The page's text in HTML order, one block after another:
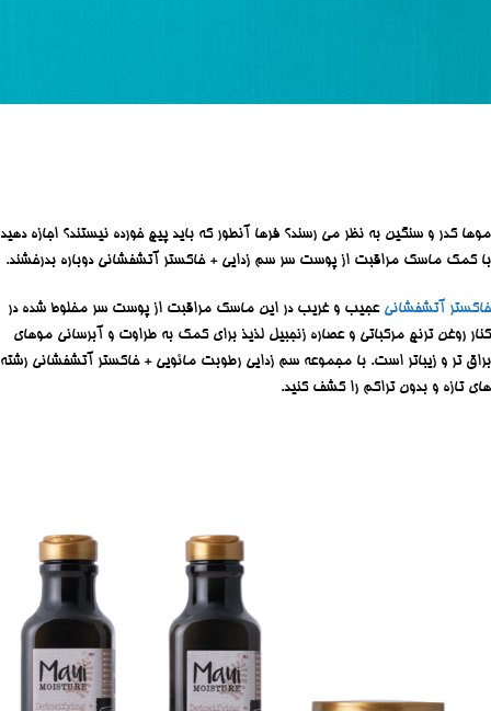
موها کدر و سنگین به نظر می رسند؟ فرها آنطور که باید پیچ خورده نیستند؟ اجازه دهید
با کمک ماسک مراقبت از پوست سر سم زدایی + خاکستر آتشفشانی دوباره بدرخشند.
خاکستر آتشفشانی عجیب و غریب در این ماسک مراقبت از پوست سر مخلوط شده در
کنار روغن ترنج مرکباتی و عصاره زنجبیل لذیذ برای کمک به طراوت و آبرسانی موهای
براق تر و زیباتر است. با مجموعه سم زدایی رطوبت مائویی + خاکستر آتشفشانی رشته
های تازه و بدون تراکم را کشف کنید.